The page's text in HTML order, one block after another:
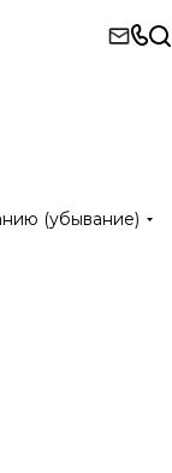
(убывание)